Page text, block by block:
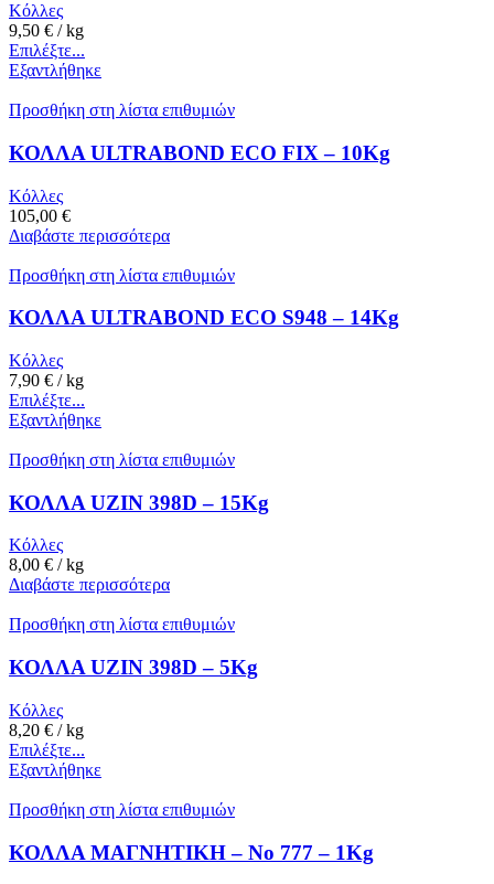
Κόλλες
9,50 € / kg
Επιλέξτε...
Εξαντλήθηκε
Προσθήκη στη λίστα επιθυμιών
ΚΟΛΛΑ ULTRABOND ECO FIX – 10Kg
Κόλλες
105,00 €
Διαβάστε περισσότερα
Προσθήκη στη λίστα επιθυμιών
ΚΟΛΛΑ ULTRABOND ECO S948 – 14Kg
Κόλλες
7,90 € / kg
Επιλέξτε...
Εξαντλήθηκε
Προσθήκη στη λίστα επιθυμιών
ΚΟΛΛΑ UZIN 398D – 15Kg
Κόλλες
8,00 € / kg
Διαβάστε περισσότερα
Προσθήκη στη λίστα επιθυμιών
ΚΟΛΛΑ UZIN 398D – 5Kg
Κόλλες
8,20 € / kg
Επιλέξτε...
Εξαντλήθηκε
Προσθήκη στη λίστα επιθυμιών
ΚΟΛΛΑ ΜΑΓΝΗΤΙΚΗ – Νο 777 – 1Kg